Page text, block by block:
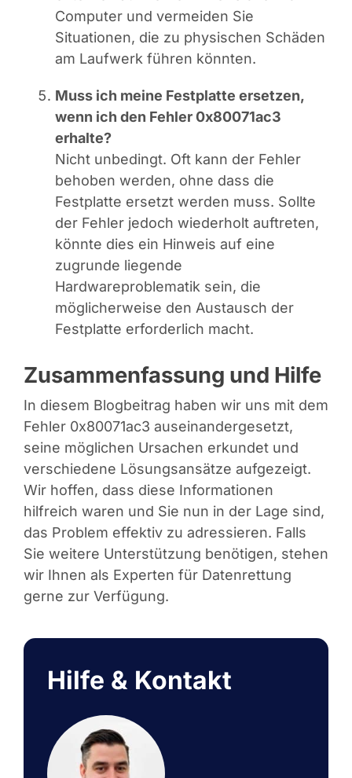
Computer und vermeiden Sie
Situationen, die zu physischen Schäden
am Laufwerk führen könnten.
Muss ich meine Festplatte ersetzen,
wenn ich den Fehler 0x80071ac3
erhalte?
Nicht unbedingt. Oft kann der Fehler
behoben werden, ohne dass die
Festplatte ersetzt werden muss. Sollte
der Fehler jedoch wiederholt auftreten,
könnte dies ein Hinweis auf eine
zugrunde liegende
Hardwareproblematik sein, die
möglicherweise den Austausch der
Festplatte erforderlich macht.
Zusammenfassung und Hilfe
In diesem Blogbeitrag haben wir uns mit dem
Fehler 0x80071ac3 auseinandergesetzt,
seine möglichen Ursachen erkundet und
verschiedene Lösungsansätze aufgezeigt.
Wir hoffen, dass diese Informationen
hilfreich waren und Sie nun in der Lage sind,
das Problem effektiv zu adressieren. Falls
Sie weitere Unterstützung benötigen, stehen
wir Ihnen als Experten für Datenrettung
gerne zur Verfügung.
Hilfe & Kontakt